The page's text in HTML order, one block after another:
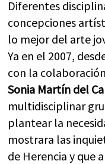
Diferentes
concepciones
lo mejor del arte
Ya en el 2007,
con la
Sonia Martín del
multidisciplinar
plantear la
mostrara las
de Herencia y que